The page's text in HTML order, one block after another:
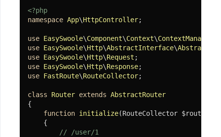
<?php
namespace App\HttpController;
use EasySwoole\Component\Context\ContextManager
use EasySwoole\Http\AbstractInterface\
use EasySwoole\Http\Request
use EasySwoole\Http\Response
use FastRoute\RouteCollector;
class Router extends AbstractRouter
{
function initialize(RouteCollector
{
// /user/1